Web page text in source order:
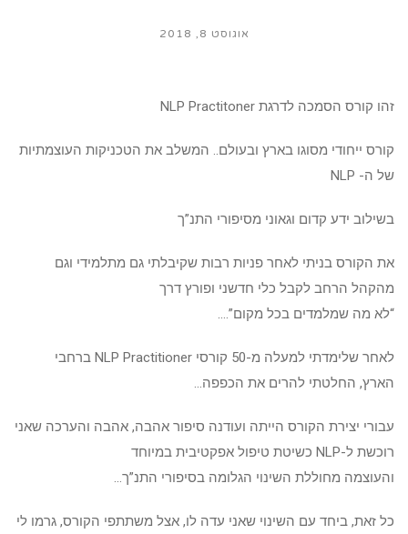
אוגוסט 8, 2018
זהו קורס הסמכה לדרגת NLP Practitoner
קורס ייחודי מסוגו בארץ ובעולם.. המשלב את הטכניקות העוצמתיות
של ה- NLP
בשילוב ידע קדום וגאוני מסיפורי התנ”ך
את הקורס בניתי לאחר פניות רבות שקיבלתי גם מתלמידי וגם
מהקהל הרחב לקבל כלי חדשני ופורץ דרך
“לא מה שמלמדים בכל מקום”….
לאחר שלימדתי למעלה מ-50 קורסי NLP Practitioner ברחבי
הארץ, החלטתי להרים את הכפפה…
עבורי יצירת הקורס הייתה ועודנה סיפור אהבה, אהבה והערכה שאני
רוכשת ל-NLP כשיטת טיפול אפקטיבית במיוחד
והעוצמה מחוללת השינוי הגלומה בסיפורי התנ”ך…
כל זאת, ביחד עם השינוי שאני עדה לו, אצל משתתפי הקורס, גרמו לי